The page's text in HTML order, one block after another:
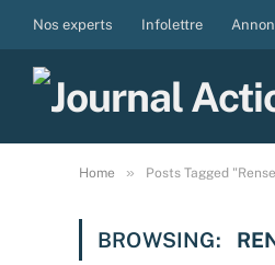
Nos experts Infolettre
Home » Posts Tagged
BROWSING: